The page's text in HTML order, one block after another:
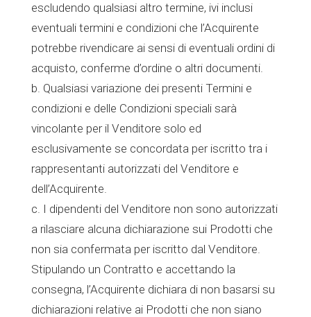
escludendo qualsiasi altro termine, ivi inclusi
eventuali termini e condizioni che l’Acquirente
potrebbe rivendicare ai sensi di eventuali ordini di
acquisto, conferme d’ordine o altri documenti.
b. Qualsiasi variazione dei presenti Termini e
condizioni e delle Condizioni speciali sarà
vincolante per il Venditore solo ed
esclusivamente se concordata per iscritto tra i
rappresentanti autorizzati del Venditore e
dell’Acquirente.
c. I dipendenti del Venditore non sono autorizzati
a rilasciare alcuna dichiarazione sui Prodotti che
non sia confermata per iscritto dal Venditore.
Stipulando un Contratto e accettando la
consegna, l’Acquirente dichiara di non basarsi su
dichiarazioni relative ai Prodotti che non siano